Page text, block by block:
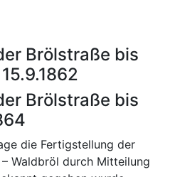
Brölstraße bis
Brölstraße bis
die Fertigstellung der
Waldbröl durch Mitteilung